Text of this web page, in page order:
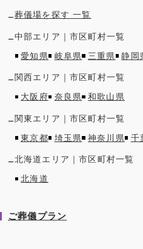
葬儀場を探す 一覧
中部エリア｜市区町村一覧
愛知県
岐阜県 三重県 静岡
関西エリア｜市区町村一覧
大阪府
奈良県 和歌山県
関東エリア｜市区町村一覧
東京都
埼玉県 神奈川県 千
北海道エリア｜市区町村一覧
北海道
ご葬儀プラン